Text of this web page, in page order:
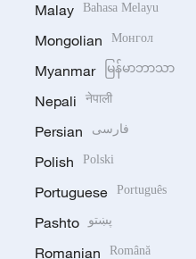
Malay Bahasa Melayu
Mongolian Монгол
Myanmar မြန်မာဘာသာ
Nepali नेपाली
Persian فارسی
Polish Polski
Portuguese Português
Pashto پښتو
Romanian Română